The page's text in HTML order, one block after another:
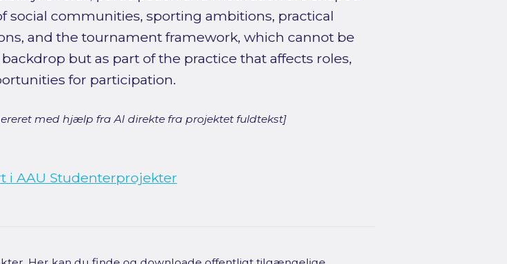
social communities, sporting ambitions, practical
and the tournament framework, which cannot be
but as part of the practice that affects roles,
for participation.
med hjælp fra AI direkte fra projektet fuldtekst]
i AAU Studenterprojekter